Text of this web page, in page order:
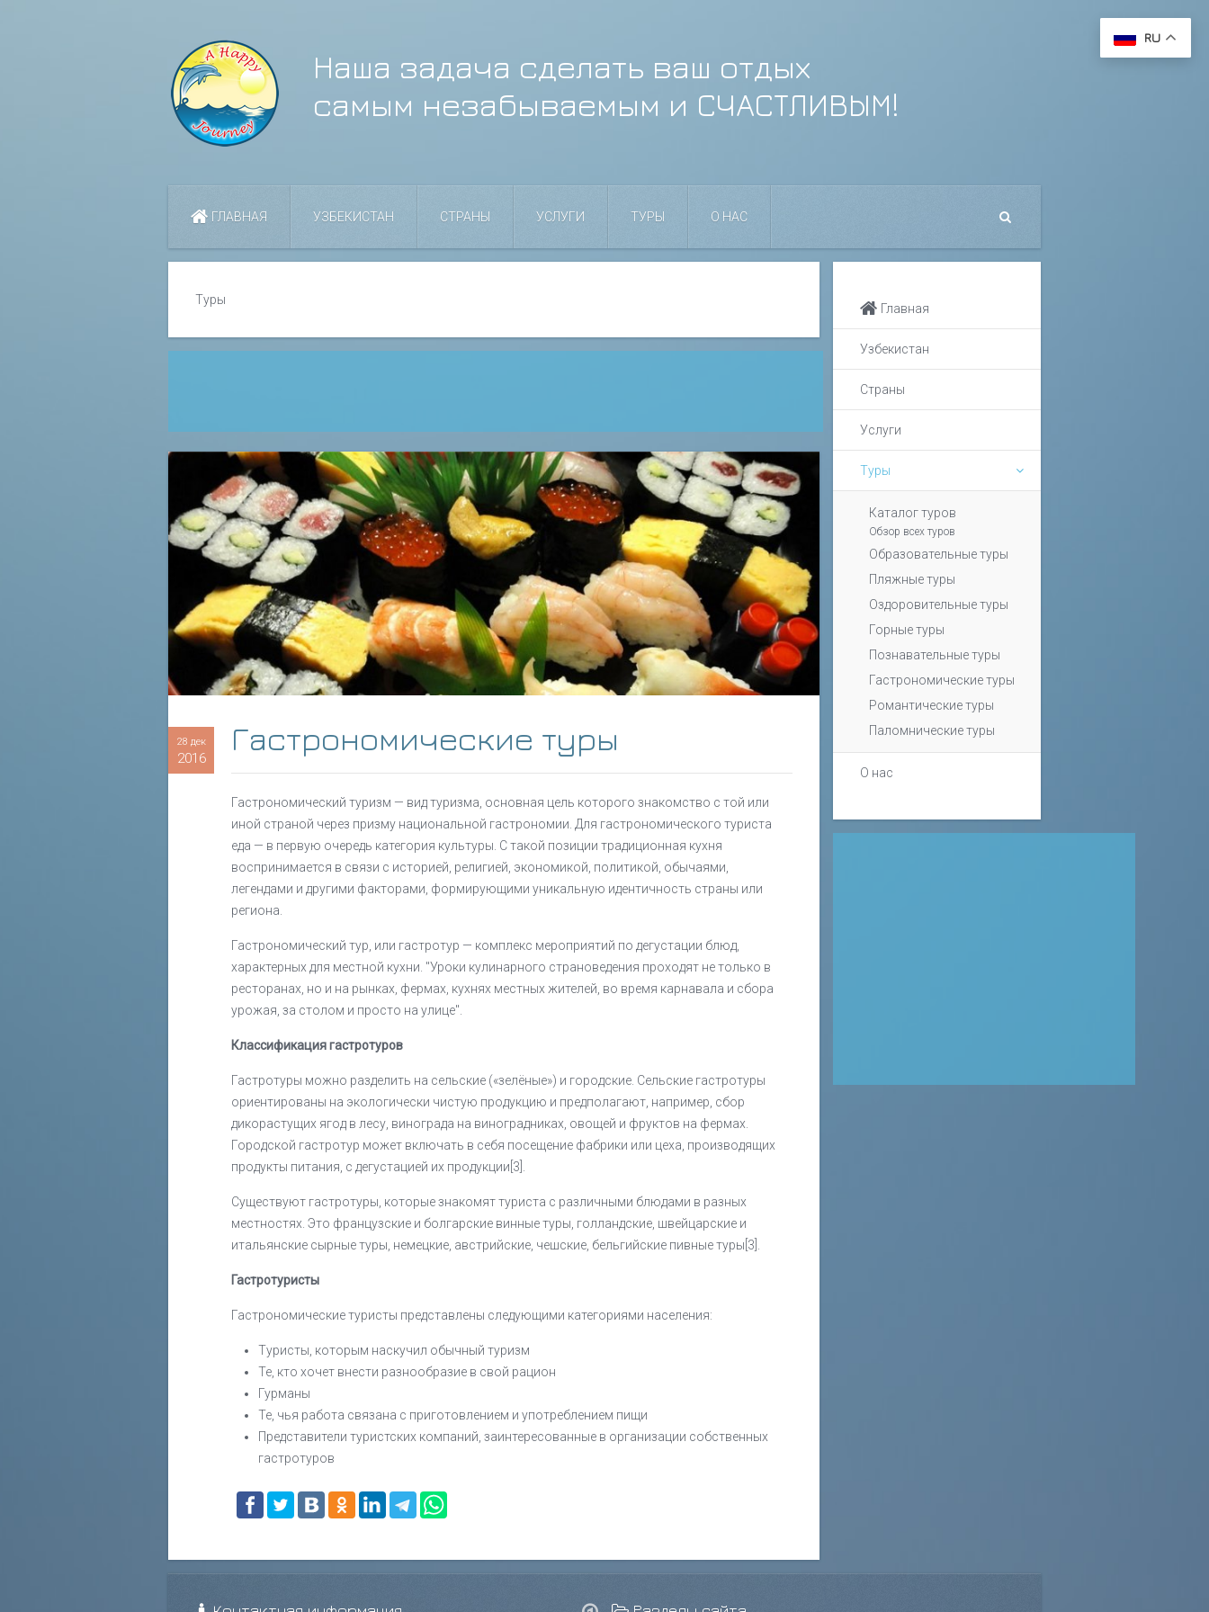
Наша задача сделать ваш отдых
самым незабываемым и СЧАСТЛИВЫМ!
ГЛАВНАЯ УЗБЕКИСТАН СТРАНЫ УСЛУГИ ТУРЫ О НАС
RU
Туры
28 дек
2016
Гастрономические туры
Гастрономический туризм — вид туризма, основная цель которого знакомство с той или
иной страной через призму национальной гастрономии. Для гастрономического туриста
еда — в первую очередь категория культуры. С такой позиции традиционная кухня
воспринимается в связи с историей, религией, экономикой, политикой, обычаями,
легендами и другими факторами, формирующими уникальную идентичность страны или
региона.
Гастрономический тур, или гастротур — комплекс мероприятий по дегустации блюд,
характерных для местной кухни. "Уроки кулинарного страноведения проходят не только в
ресторанах, но и на рынках, фермах, кухнях местных жителей, во время карнавала и сбора
урожая, за столом и просто на улице".
Классификация гастротуров
Гастротуры можно разделить на сельские («зелёные») и городские. Сельские гастротуры
ориентированы на экологически чистую продукцию и предполагают, например, сбор
дикорастущих ягод в лесу, винограда на виноградниках, овощей и фруктов на фермах.
Городской гастротур может включать в себя посещение фабрики или цеха, производящих
продукты питания, с дегустацией их продукции[3].
Существуют гастротуры, которые знакомят туриста с различными блюдами в разных
местностях. Это французские и болгарские винные туры, голландские, швейцарские и
итальянские сырные туры, немецкие, австрийские, чешские, бельгийские пивные туры[3].
Гастротуристы
Гастрономические туристы представлены следующими категориями населения:
Туристы, которым наскучил обычный туризм
Те, кто хочет внести разнообразие в свой рацион
Гурманы
Те, чья работа связана с приготовлением и употреблением пищи
Представители туристских компаний, заинтересованные в организации собственных
гастротуров
Главная
Узбекистан
Страны
Услуги
Туры
Каталог туров
Обзор всех туров
Образовательные туры
Пляжные туры
Оздоровительные туры
Горные туры
Познавательные туры
Гастрономические туры
Романтические туры
Паломнические туры
О нас